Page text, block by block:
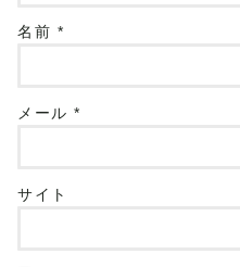
名前 *
メール*
サイト